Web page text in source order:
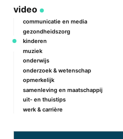
Je e-mailadres wordt niet gepubliceerd.
gemarkeerd met*
Reactie
video
communicatie en media
gezondheidszorg
kinderen
muziek
onderwijs
onderzoek & wetenschap
opmerkelijk
samenleving en maatschappij
uit- en thuistips
werk & carrière